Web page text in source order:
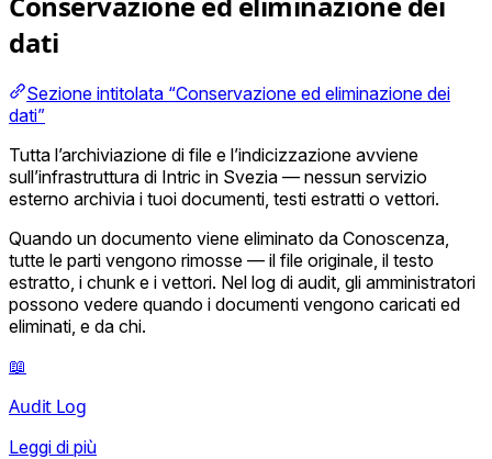
dati
Sezione intitolata “Conservazione ed eliminazione dei
dati”
Tutta l’archiviazione di file e l’indicizzazione avviene
sull’infrastruttura di Intric in Svezia — nessun servizio
esterno archivia i tuoi documenti, testi estratti o vettori.
Quando un documento viene eliminato da Conoscenza,
tutte le parti vengono rimosse — il file originale, il testo
estratto, i chunk e i vettori. Nel log di audit, gli amministratori
possono vedere quando i documenti vengono caricati ed
eliminati, e da chi.
📖
Audit Log
Leggi di più